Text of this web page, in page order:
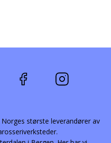
største leverandører av